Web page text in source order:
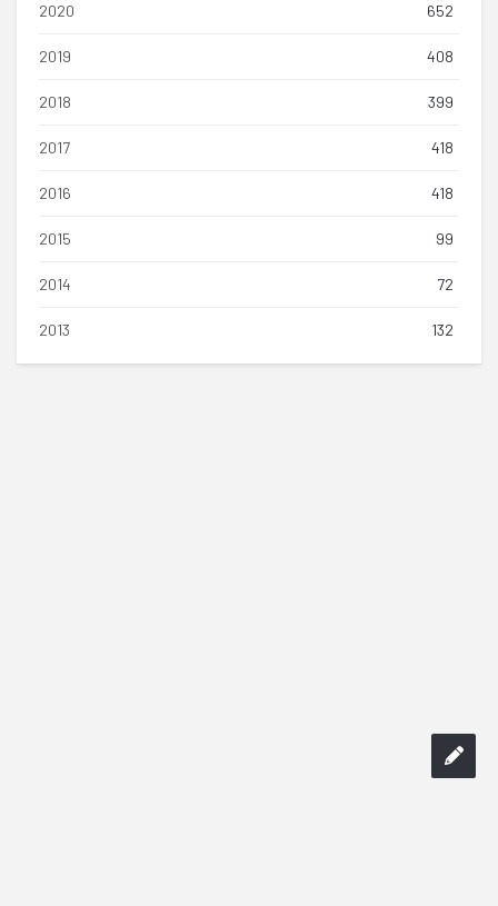
2020 652
2019 408
2018 399
2017 418
2016 418
2015 99
2014 72
2013 132